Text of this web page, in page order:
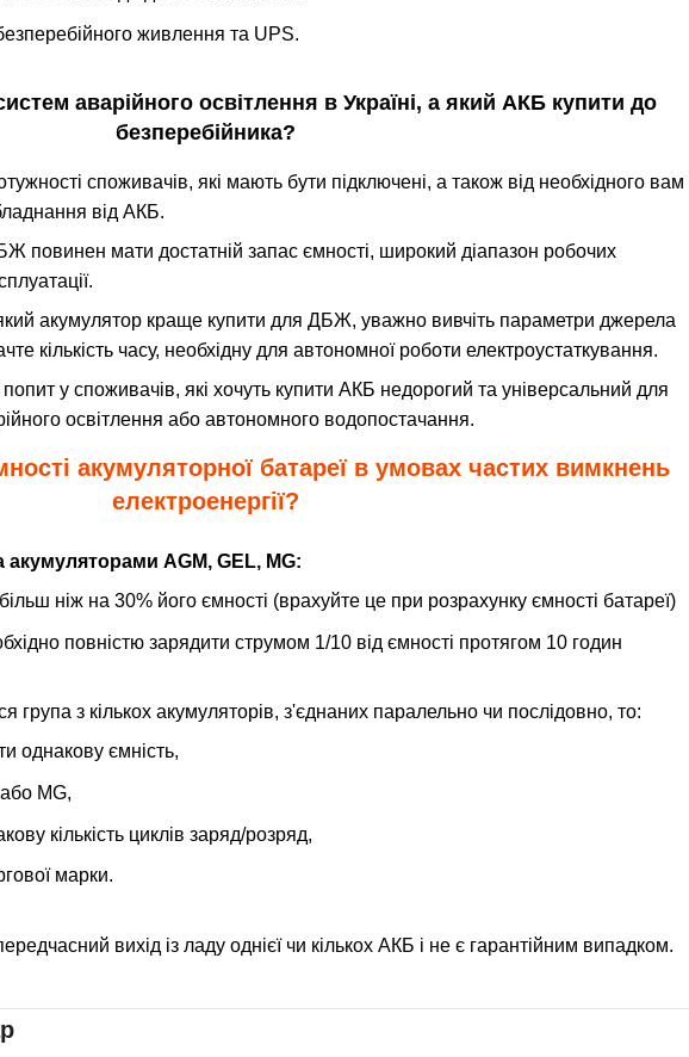
живлення та UPS.
аварійного освітлення в Україні, а який АКБ купити до
безперебійника?
споживачів, які мають бути підключені, а також від необхідного вам
від АКБ.
повинен мати достатній запас ємності, широкий діапазон робочих
акумулятор краще купити для ДБЖ, уважно вивчіть параметри джерела
кількість часу, необхідну для автономної роботи електроустаткування.
у споживачів, які хочуть купити АКБ недорогий та універсальний для
освітлення або автономного водопостачання.
акумуляторної батареї в умовах частих вимкнень
електроенергії?
AGM, GEL, MG:
ніж на 30% його ємності (врахуйте це при розрахунку ємності батареї)
повністю зарядити струмом 1/10 від ємності протягом 10 годин
група з кількох акумуляторів, з'єднаних паралельно чи послідовно, то:
однакову ємність,
MG,
кількість циклів заряд/розряд,
марки.
вихід із ладу однієї чи кількох АКБ і не є гарантійним випадком.